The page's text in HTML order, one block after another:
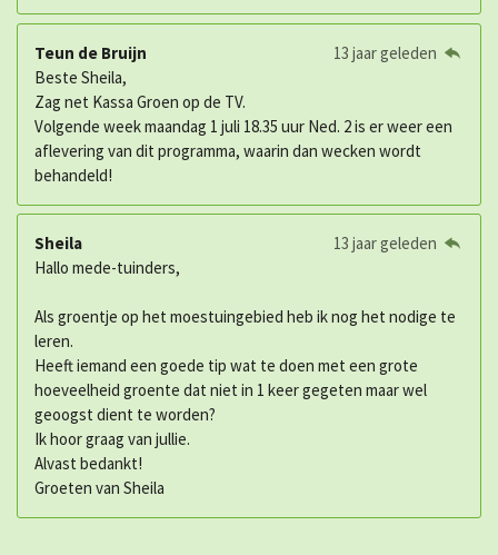
Teun de Bruijn
13 jaar geleden
Beste Sheila,
Zag net Kassa Groen op de TV.
Volgende week maandag 1 juli 18.35 uur Ned. 2 is er weer een
aflevering van dit programma, waarin dan wecken wordt
behandeld!
Sheila
13 jaar geleden
Hallo mede-tuinders,
Als groentje op het moestuingebied heb ik nog het nodige te
leren.
Heeft iemand een goede tip wat te doen met een grote
hoeveelheid groente dat niet in 1 keer gegeten maar wel
geoogst dient te worden?
Ik hoor graag van jullie.
Alvast bedankt!
Groeten van Sheila